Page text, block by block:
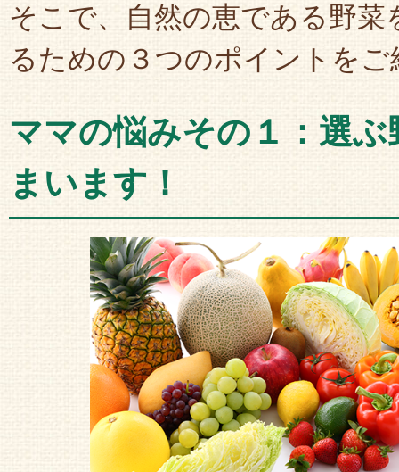
そこで、自然の恵である野菜
るための３つのポイントを
ママの悩みその１：選
まいます！